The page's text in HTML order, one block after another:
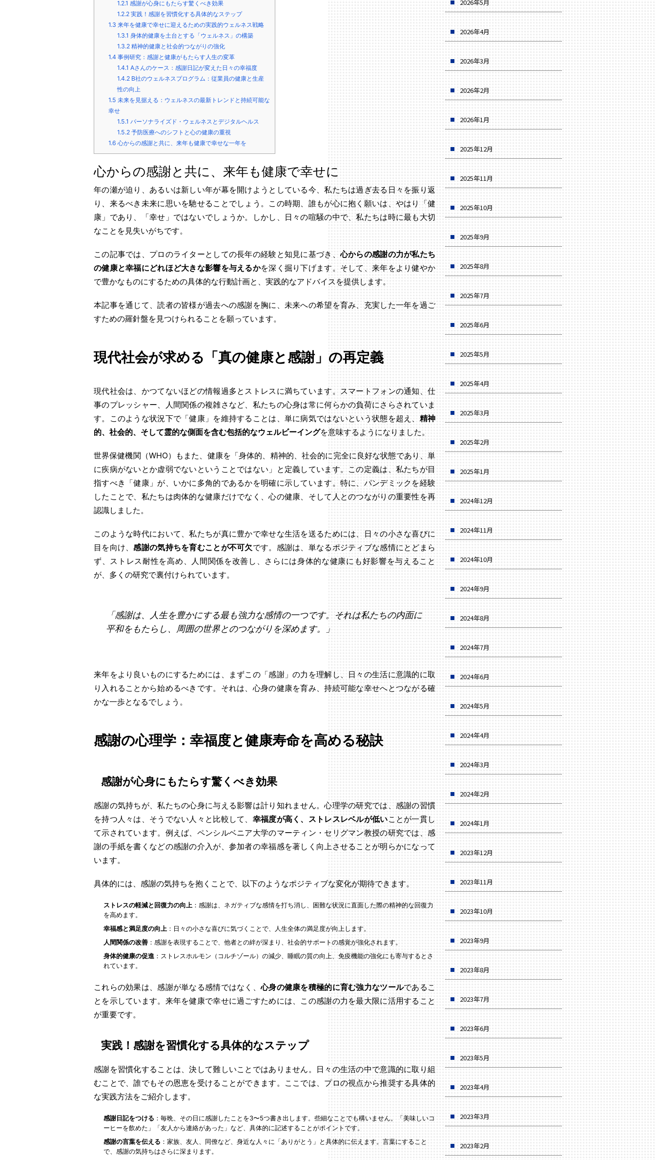
1.2.1 感謝が心身にもたらす驚くべき効果
1.2.2 実践！感謝を習慣化する具体的なステップ
1.3 来年を健康で幸せに迎えるための実践的ウェルネス戦略
1.3.1 身体的健康を土台とする「ウェルネス」の構築
1.3.2 精神的健康と社会的つながりの強化
1.4事例研究：感謝と健康がもたらす人生の変革
1.4.1 Aさんのケース：感謝日記が変えた日々の幸福度
1.4.2 B社のウェルネスプログラム：従業員の健康と生産
性の向上
1.5 未来を見据える：ウェルネスの最新トレンドと持続可能な
幸せ
1.5.1 パーソナライズド・ウェルネスとデジタルヘルス
1.5.2 予防医療へのシフトと心の健康の重視
1.6 心からの感謝と共に、来年も健康で幸せな一年を
心からの感謝と共に、来年も健康で幸せに
年の瀬が迫り、あるいは新しい年が幕を開けようとしている今、私たちは過ぎ去る日々を振り返
り、来るべき未来に思いを馳せることでしょう。この時期、誰もが心に抱く願いは、やはり「健
康」であり、「幸せ」ではないでしょうか。しかし、日々の喧騒の中で、私たちは時に最も大切
なことを見失いがちです。
この記事では、プロのライターとしての長年の経験と知見に基づき、心からの感謝の力が私たち
の健康と幸福にどれほど大きな影響を与えるかを深く掘り下げます。そして、来年をより健やか
で豊かなものにするための具体的な行動計画と、実践的なアドバイスを提供します。
本記事を通じて、読者の皆様が過去への感謝を胸に、未来への希望を育み、充実した一年を過ご
すための羅針盤を見つけられることを願っています。
現代社会が求める「真の健康と感謝」の再定義
現代社会は、かつてないほどの情報過多とストレスに満ちています。スマートフォンの通知、仕
事のプレッシャー、人間関係の複雑さなど、私たちの心身は常に何らかの負荷にさらされていま
す。このような状況下で「健康」を維持することは、単に病気ではないという状態を超え、 精神
的、社会的、そして霊的な側面を含む包括的なウェルビーイングを意味するようになりました。
世界保健機関（WHO）もまた、健康を「身体的、精神的、社会的に完全に良好な状態であり、単
に疾病がないとか虚弱でないということではない」と定義しています。この定義は、私たちが目
指すべき「健康」が、いかに多角的であるかを明確に示しています。特に、パンデミックを経験
したことで、私たちは肉体的な健康だけでなく、心の健康、そして人とのつながりの重要性を再
認識しました。
このような時代において、私たちが真に豊かで幸せな生活を送るためには、日々の小さな喜びに
目を向け、感謝の気持ちを育むことが不可欠です。感謝は、単なるポジティブな感情にとどまら
ず、ストレス耐性を高め、人間関係を改善し、さらには身体的な健康にも好影響を与えること
が、多くの研究で裏付けられています。
「感謝は、人生を豊かにする最も強力な感情の一つです。それは私たちの内面に
平和をもたらし、周囲の世界とのつながりを深めます。」
来年をより良いものにするためには、まずこの「感謝」の力を理解し、日々の生活に意識的に取
り入れることから始めるべきです。それは、心身の健康を育み、持続可能な幸せへとつながる確
かな一歩となるでしょう。
感謝の心理学：幸福度と健康寿命を高める秘訣
感謝が心身にもたらす驚くべき効果
感謝の気持ちが、私たちの心身に与える影響は計り知れません。心理学の研究では、感謝の習慣
を持つ人々は、そうでない人々と比較して、 幸福度が高く、ストレスレベルが低いことが一貫し
て示されています。例えば、ペンシルベニア大学のマーティン・セリグマン教授の研究では、感
謝の手紙を書くなどの感謝の介入が、参加者の幸福感を著しく向上させることが明らかになって
います。
具体的には、感謝の気持ちを抱くことで、以下のようなポジティブな変化が期待できます。
ストレスの軽減と回復力の向上 ：感謝は、ネガティブな感情を打ち消し、困難な状況に直面した際の精神的な回復力
を高めます。
幸福感と満足度の向上 ：日々の小さな喜びに気づくことで、人生全体の満足度が向上します。
人間関係の改善 ：感謝を表現することで、他者との絆が深まり、社会的サポートの感覚が強化されます。
身体的健康の促進 ：ストレスホルモン（コルチゾール）の減少、睡眠の質の向上、免疫機能の強化にも寄与するとさ
れています。
これらの効果は、感謝が単なる感情ではなく、心身の健康を積極的に育む強力なツールであるこ
とを示しています。来年を健康で幸せに過ごすためには、この感謝の力を最大限に活用すること
が重要です。
実践！感謝を習慣化する具体的なステップ
感謝を習慣化することは、決して難しいことではありません。日々の生活の中で意識的に取り組
むことで、誰でもその恩恵を受けることができます。ここでは、プロの視点から推奨する具体的
な実践方法をご紹介します。
感謝日記をつける ：毎晩、その日に感謝したことを3〜5つ書き出します。些細なことでも構いません。「美味しいコ
ーヒーを飲めた」「友人から連絡があった」など、具体的に記述することがポイントです。
感謝の言葉を伝える ：家族、友人、同僚など、身近な人々に「ありがとう」と具体的に伝えます。言葉にすること
で、感謝の気持ちはさらに深まります。
2026年5月
2026年4月
2026年3月
2026年2月
2026年1月
2025年12月
2025年11月
2025年10月
2025年9月
2025年8月
2025年7月
2025年6月
2025年5月
2025年4月
2025年3月
2025年2月
2025年1月
2024年12月
2024年11月
2024年10月
2024年9月
2024年8月
2024年7月
2024年6月
2024年5月
2024年4月
2024年3月
2024年2月
2024年1月
2023年12月
2023年11月
2023年10月
2023年9月
2023年8月
2023年7月
2023年6月
2023年5月
2023年4月
2023年3月
2023年2月